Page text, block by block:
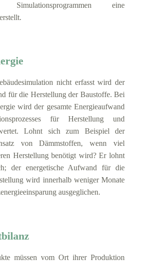
Simulationsprogrammen eine
nicht erfasst wird der
für die Herstellung der Baustoffe. Bei
wird der gesamte Energieaufwand
für Herstellung und
Lohnt sich zum Beispiel der
von Dämmstoffen, wenn viel
Herstellung benötigt wird? Er lohnt
der energetische Aufwand für die
wird innerhalb weniger Monate
ausgeglichen.
müssen vom Ort ihrer Produktion